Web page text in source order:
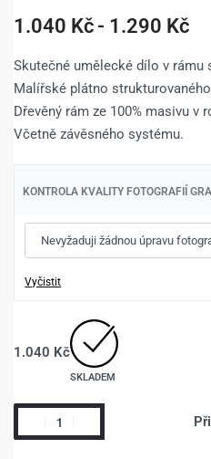
1.040 Kč 1.290 Kč
Skutečné umělecké dílo v rámu
Malířské plátno
Dřevěný rám ze 100% masivu v
Včetně závěsného systému.
KONTROLA KVALITY FOTOGRAFIÍ
Vyčistit
1.040 Kč
SKLADEM